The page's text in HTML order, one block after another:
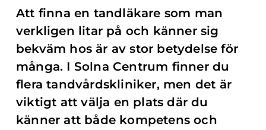
Att finna en tandläkare som man
verkligen litar på och känner sig
bekväm hos är av stor betydelse för
många. I Solna Centrum finner du
flera tandvårdskliniker, men det är
viktigt att välja en plats där du
känner att både kompetens och